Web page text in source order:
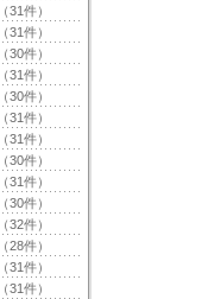
（31件）
（31件）
（30件）
（31件）
（30件）
（31件）
（31件）
（30件）
（31件）
（30件）
（32件）
（28件）
（31件）
（31件）